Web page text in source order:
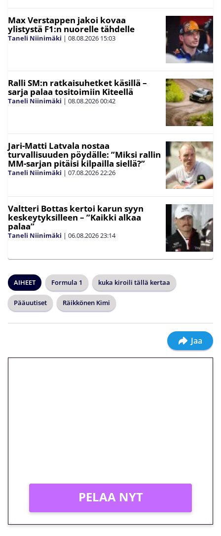
Max Verstappen jakoi kovaa
ylistystä F1:n nuorelle tähdelle
Taneli Niinimäki | 08.08.2026 15:03
Ralli SM:n ratkaisuhetket käsillä –
sarja palaa tositoimiin Kiteellä
Taneli Niinimäki | 08.08.202600:42
Jari-Matti Latvala nostaa
turvallisuuden pöydälle: ”Miksi rallin
MM-sarjan pitäisi kilpailla siellä?”
Taneli Niinimäki | 07.08.202622:26
Valtteri Bottas kertoi karun syyn
keskeytyksilleen – ”Kaikki alkaa
palaa”
Taneli Niinimäki | 06.08.202623:14
AIHEET Formula 1 kuka kiroili tällä kertaa
Pääuutiset Räikkönen Kimi
Jaa
PELAA NYT